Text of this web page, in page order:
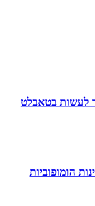
לעשות בטאבלט
הומופוביות